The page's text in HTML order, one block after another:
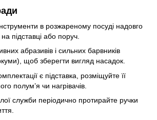
в розжареному посуді надовго
підставці або поруч.
абразивів і сильних барвників
щоб зберегти вигляд насадок.
є підставка, розміщуйте її
полум’я чи нагрівачів.
служби періодично протирайте ручки